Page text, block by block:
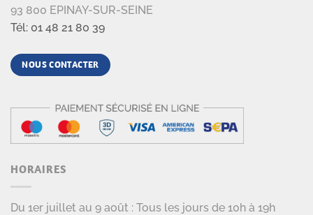
93 800 EPINAY-SUR-SEINE
Tél: 01 48 21 80 39
NOUS CONTACTER
HORAIRES
Du 1er juillet au 9 août : Tous les jours de 10h à 19h